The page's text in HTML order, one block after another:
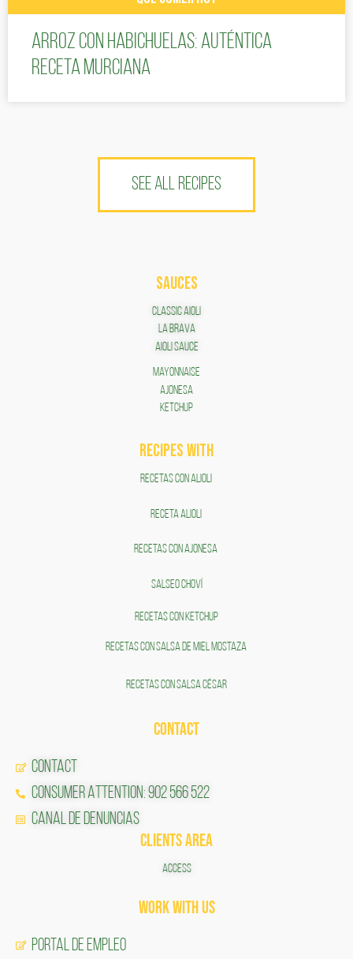
Arroz con habichuelas: auténtica
receta murciana
SEE ALL RECIPES
SAUCES
Classic Aioli
LA BRAVA
Aioli Sauce
Mayonnaise
AJONESA
KETCHUP
RECIPES WITH
RECETAS CON ALIOLI
RECETA ALIOLI
RECETAS CON AJONESA
SALSEO CHOVÍ
RECETAS CON KETCHUP
RECETAS CON SALSA DE MIEL MOSTAZA
RECETAS CON SALSA CÉSAR
CONTACT
CONTACT
CONSUMER ATTENTION: 902 566 522
Canal de Denuncias
CLIENTS AREA
ACCESS
Work with us
Portal de Empleo